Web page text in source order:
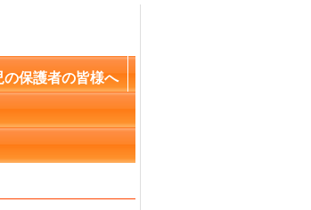
の保護者の皆様へ